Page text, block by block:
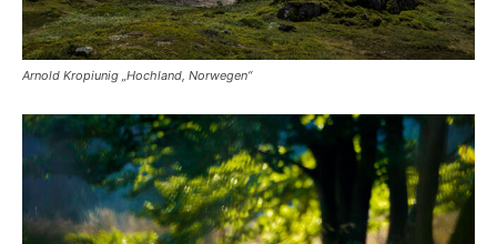
Arnold Kropiunig „Hochland, Norwegen“